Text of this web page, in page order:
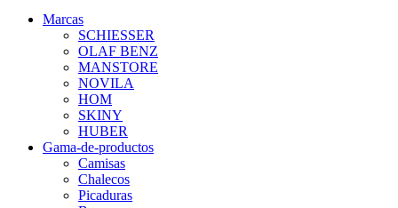
Marcas
SCHIESSER
OLAF BENZ
MANSTORE
NOVILA
HOM
SKINY
HUBER
Gama-de-productos
Camisas
Chalecos
Picaduras